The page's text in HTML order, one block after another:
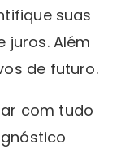
suas
juros. Além
de futuro.
com tudo